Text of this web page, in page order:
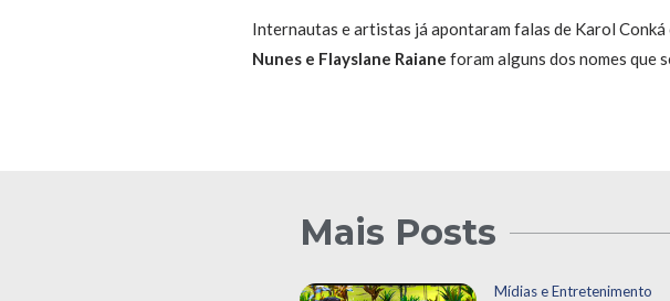
Internautas e artistas já apontaram falas de Karol
Nunes e Flayslane Raiane foram alguns dos nomes que
Mais Posts
Mídias e Entretenimento